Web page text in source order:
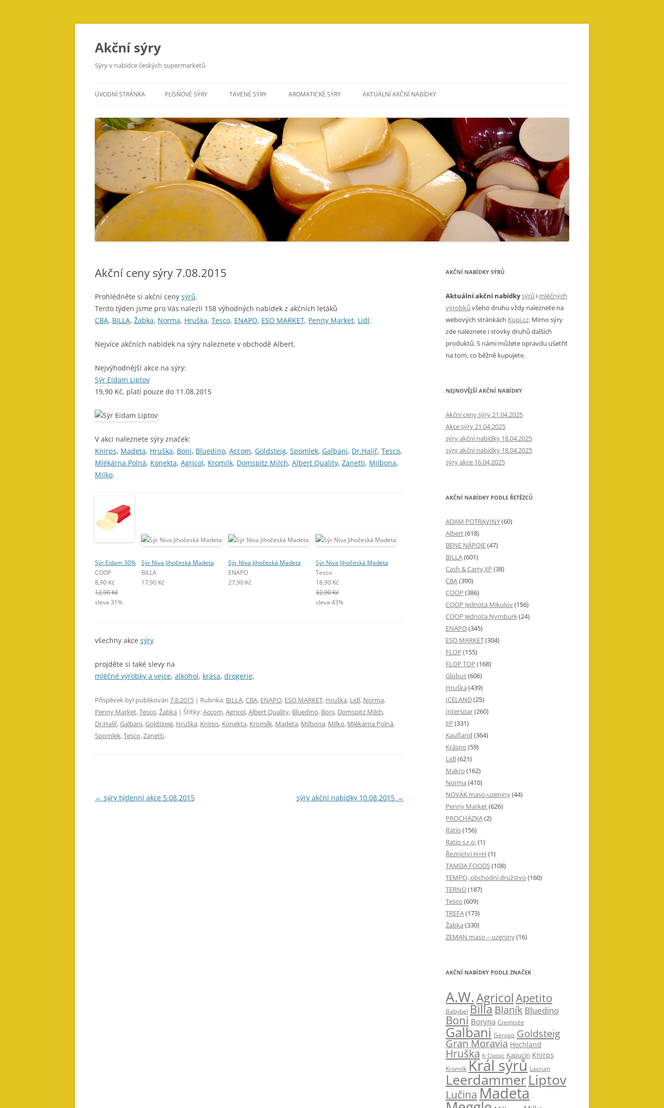
Přejít
obsahu
webu
Akční sýry
Sýry v nabídce českých supermarketů
ÚVODNÍ STRÁNKA PLÍSŇOVÉ SÝRY TAVENÉ SÝRY AROMATICKÉ SÝRY AKTUÁLNÍ AKČNÍ NABÍDKY
Akční ceny sýry 7.08.2015
Prohlédněte si akční ceny sýrů.
Tento týden jsme pro Vás nalezli 158 výhodných nabídek z akčních letáků
CBA, BILLA, Žabka, Norma, Hruška, Tesco, ENAPO, ESO MARKET, Penny Market, Lidl.
Nejvíce akčních nabídek na sýry naleznete v obchodě Albert.
Nejvýhodnější akce na sýry:
Sýr Eidam Liptov
19,90 Kč, platí pouze do 11.08.2015
V akci naleznete sýry značek:
Knirps, Madeta, Hruška, Boni, Bluedino, Accom, Goldsteig, Spomlek, Galbani, Dr.Halíř, Tesco,
Mlékárna Polná, Konekta, Agricol, Kromilk, Domspitz Milch, Albert Quality, Zanetti, Milbona,
Milko.
Sýr Eidam 30%
COOP
8,90 Kč
12,90 Kč
sleva 31%
Sýr Niva Jihočeská Madeta
BILLA
17,90 Kč
Sýr Niva Jihočeská Madeta
ENAPO
27,90 Kč
Sýr Niva Jihočeská Madeta
Tesco
18,90 Kč
32,90 Kč
sleva 43%
všechny akce sýry
projděte si také slevy na
mléčné výrobky a vejce, alkohol, krása, drogerie.
Příspěvek byl publikován 7.8.2015 | Rubrika: BILLA,CBA, ENAPO, ESO MARKET, Hruška, Lidl, Norma,
Penny Market,Tesco,Žabka | Štítky:Accom,Agricol,Albert Quality, Bluedino, Boni, Domspitz Milch,
Dr.Halíř,Galbani,Goldsteig, Hruška, Knirps, Konekta, Kromilk, Madeta, Milbona, Milko, Mlékárna Polná,
Spomlek,Tesco,Zanetti.
Navigace
← sýry týdenní akce 5.08.2015 sýry akční nabídky 10.08.2015 →
AKČNÍ NABÍDKY SÝRŮ
Aktuální akční nabídkysýrů i mléčných
výrobků všeho druhu vždy naleznete na
webových stránkách Kupi.cz. Mimo sýry
zde naleznete i stovky druhů dalších
produktů. S námi můžete opravdu ušetřit
na tom, co běžně kupujete.
NEJNOVĚJŠÍ AKČNÍ NABÍDKY
Akční ceny sýry 21.04.2025
Akce sýry 21.04.2025
sýry akční nabídky 18.04.2025
sýry akční nabídky 18.04.2025
sýry akce 16.04.2025
AKČNÍ NABÍDKY PODLE ŘETĚZCŮ
ADAM POTRAVINY(60)
Albert(618)
BENE NÁPOJE(47)
BILLA(601)
Cash & Carry JIP (38)
CBA(390)
COOP (386)
COOP Jednota Mikulov(156)
COOP Jednota Nymburk(24)
ENAPO(345)
ESO MARKET(304)
FLOP (155)
FLOP TOP (168)
Globus(606)
Hruška (439)
ICELAND(25)
Interspar(260)
JIP (331)
Kaufland (364)
Krásno (59)
Lidl(621)
Makro (162)
Norma (410)
NOVÁK maso-uzeniny(44)
Penny Market(626)
PROCHÁZKA(2)
Ratio (156)
Ratio s.r.o.(1)
Řeznictví H+H (1)
TAMDA FOODS(108)
TEMPO, obchodní družstvo (160)
TERNO(187)
Tesco (609)
TREFA(173)
Žabka (330)
ZEMAN maso – uzeniny(16)
AKČNÍ NABÍDKY PODLE ZNAČEK
A.W.Agricol Apetito
Babybel Billa Blaník Bluedino
Boni Boryna Cremisée
Galbani Gervais Goldsteig
Gran Moravia Hochland
Hruška K-Classic Kapucín Knirps
Kromilk Král sýrů Lacrum
LeerdammerLiptov
Lučina Madeta